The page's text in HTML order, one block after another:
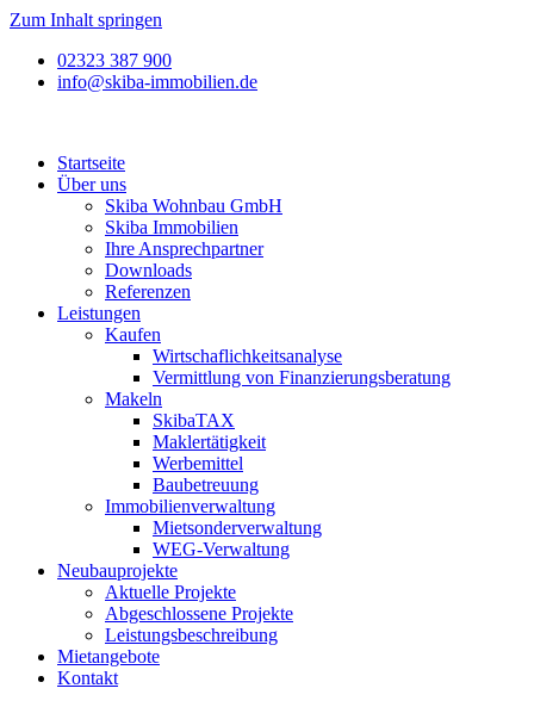
Zum Inhalt springen
02323 387 900
info@skiba-immobilien.de
Startseite
Über uns
Skiba Wohnbau GmbH
Skiba Immobilien
Ihre Ansprechpartner
Downloads
Referenzen
Leistungen
Kaufen
Wirtschaflichkeitsanalyse
Vermittlung von Finanzierungsberatung
Makeln
SkibaTAX
Maklertätigkeit
Werbemittel
Baubetreuung
Immobilienverwaltung
Mietsonderverwaltung
WEG-Verwaltung
Neubauprojekte
Aktuelle Projekte
Abgeschlossene Projekte
Leistungsbeschreibung
Mietangebote
Kontakt